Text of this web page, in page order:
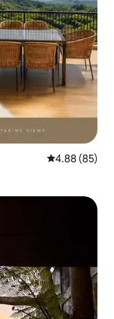
คะแนนเฉลี่ย
4.88 (85)